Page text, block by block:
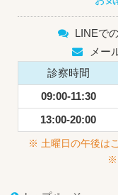
LINEで
メー
診察時間
09:00-11:30
13:00-20:00
※ 土曜日の午後は
※